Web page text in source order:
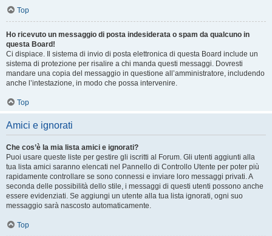
Top
Ho ricevuto un messaggio di posta indesiderata o spam da qualcuno in
questa Board!
Ci dispiace. Il sistema di invio di posta elettronica di questa Board include un
sistema di protezione per risalire a chi manda questi messaggi. Dovresti
mandare una copia del messaggio in questione all’amministratore, includendo
anche l’intestazione, in modo che possa intervenire.
Top
Amici e ignorati
Che cos’è la mia lista amici e ignorati?
Puoi usare queste liste per gestire gli iscritti al Forum. Gli utenti aggiunti alla
tua lista amici saranno elencati nel Pannello di Controllo Utente per poter più
rapidamente controllare se sono connessi e inviare loro messaggi privati. A
seconda delle possibilità dello stile, i messaggi di questi utenti possono anche
essere evidenziati. Se aggiungi un utente alla tua lista ignorati, ogni suo
messaggio sarà nascosto automaticamente.
Top